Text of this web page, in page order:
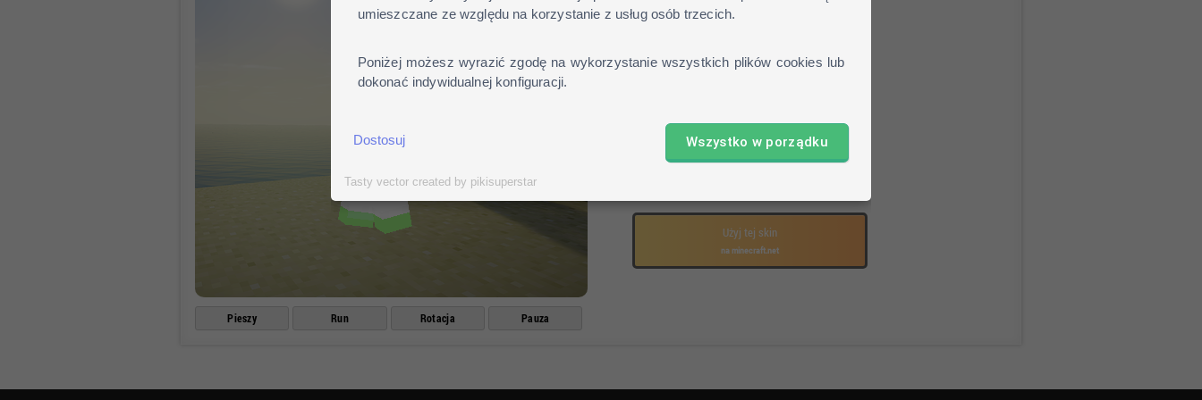
umieszczane ze względu na korzystanie z usług osób trzecich.
Poniżej możesz wyrazić zgodę na wykorzystanie wszystkich plików cookies lub
dokonać indywidualnej konfiguracji.
Dostosuj Wszystko w porządku
Tasty vector created by pikisuperstar
Pieszy Run Rotacja Pauza
Kliknij"review"i wybierz pobraną skin
Pobierz skin
Użyj tej skin
na minecraft.net